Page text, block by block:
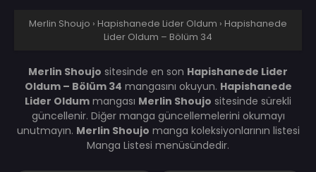
Merlin Shoujo › Hapishanede Lider Oldum › Hapishanede
Lider Oldum – Bölüm 34
Merlin Shoujo sitesinde en son Hapishanede Lider
Oldum – Bölüm 34 mangasını okuyun. Hapishanede
Lider Oldum mangası Merlin Shoujo sitesinde sürekli
güncellenir. Diğer manga güncellemelerini okumayı
unutmayın. Merlin Shoujo manga koleksiyonlarının listesi
Manga Listesi menüsündedir.